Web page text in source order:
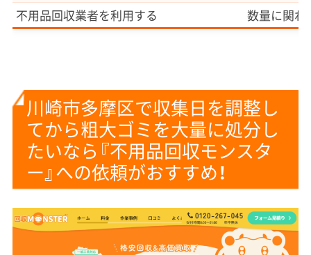
不用品回収業者を利用する
数量に関わ
川崎市多摩区で収集日を調整し
てから粗大ゴミを大量に処分し
たいなら『不用品回収モンスタ
ー』への依頼がおすすめ！